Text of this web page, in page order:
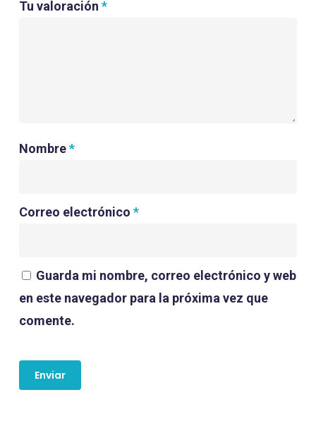
Tu valoración *
Nombre*
Correo electrónico *
Guarda mi nombre, correo electrónico y web
en este navegador para la próxima vez que
comente.